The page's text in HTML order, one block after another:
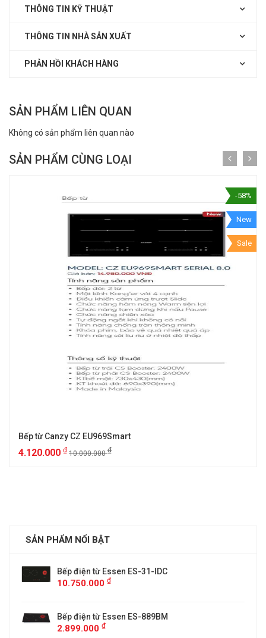
THÔNG TIN KỸ THUẬT
THÔNG TIN NHÀ SẢN XUẤT
PHẢN HỒI KHÁCH HÀNG
SẢN PHẨM LIÊN QUAN
Không có sản phẩm liên quan nào
SẢN PHẨM CÙNG LOẠI
-58%
New
Sale
Bếp từ Canzy CZ EU969Smart
4.120.000 ₫ 10.000.000₫
SẢN PHẨM NỔI BẬT
Bếp điện từ Essen ES-31-IDC
10.750.000 ₫
Bếp điện từ Essen ES-889BM
2.899.000 ₫